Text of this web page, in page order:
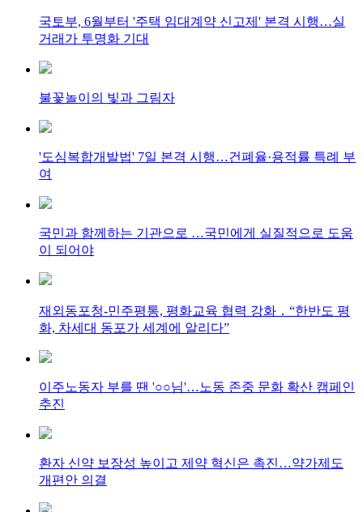
국토부, 6월부터 '주택 임대계약 신고제' 본격 시행…실
거래가 투명화 기대
불꽃놀이의 빛과 그림자
'도심복합개발법' 7일 본격 시행…건폐율·용적률 특례 부
여
국민과 함께하는 기관으로 …국민에게 실질적으로 도움
이 되어야
재외동포청-민주평통, 평화교육 협력 강화 ․ “한반도 평
화, 차세대 동포가 세계에 알리다”
이주노동자 부를 땐 '○○님'…노동 존중 문화 확산 캠페인
추진
환자 신약 보장성 높이고 제약 혁신은 촉진…약가제도
개편안 의결